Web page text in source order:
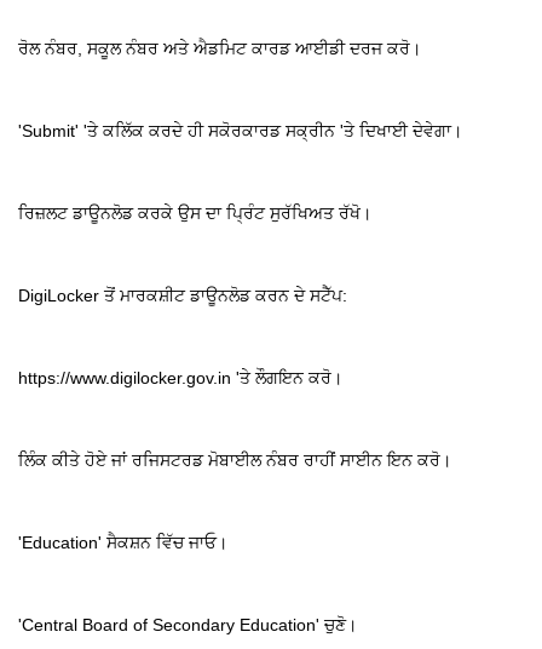
ਰੋਲ ਨੰਬਰ, ਸਕੂਲ ਨੰਬਰ ਅਤੇ ਐਡਮਿਟ ਕਾਰਡ ਆਈਡੀ ਦਰਜ ਕਰੋ।
'Submit' 'ਤੇ ਕਲਿੱਕ ਕਰਦੇ ਹੀ ਸਕੋਰਕਾਰਡ ਸਕ੍ਰੀਨ 'ਤੇ ਦਿਖਾਈ ਦੇਵੇਗਾ।
ਰਿਜ਼ਲਟ ਡਾਊਨਲੋਡ ਕਰਕੇ ਉਸ ਦਾ ਪ੍ਰਿੰਟ ਸੁਰੱਖਿਅਤ ਰੱਖੋ।
DigiLocker ਤੋਂ ਮਾਰਕਸ਼ੀਟ ਡਾਊਨਲੋਡ ਕਰਨ ਦੇ ਸਟੈੱਪ:
https://www.digilocker.gov.in 'ਤੇ ਲੌਗਇਨ ਕਰੋ।
ਲਿੰਕ ਕੀਤੇ ਹੋਏ ਜਾਂ ਰਜਿਸਟਰਡ ਮੋਬਾਈਲ ਨੰਬਰ ਰਾਹੀਂ ਸਾਈਨ ਇਨ ਕਰੋ।
'Education' ਸੈਕਸ਼ਨ ਵਿੱਚ ਜਾਓ।
'Central Board of Secondary Education' ਚੁਣੋ।